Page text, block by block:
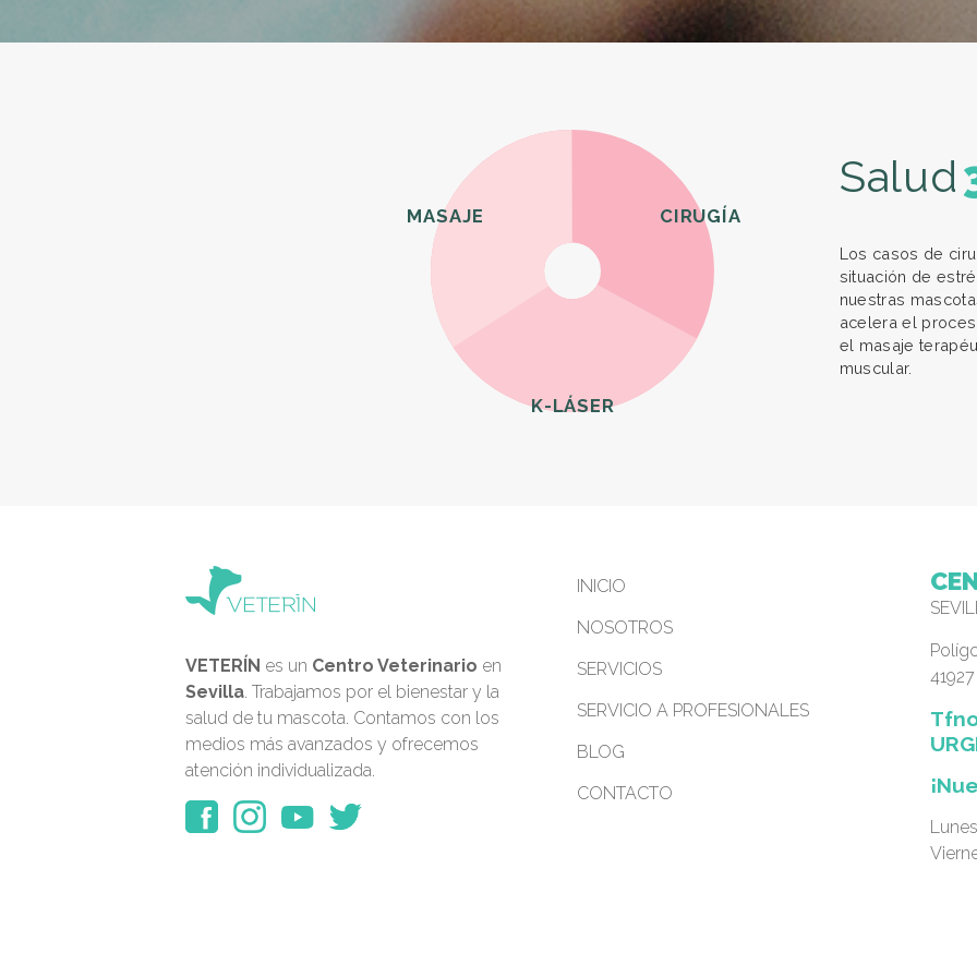
CIRUGÍA
K-LÁSER
MASAJE
Salud
Los casos de
situación de
nuestras
acelera el
el masaje
muscular.
VETERÍN es un Centro Veterinario en
Sevilla. Trabajamos por el bienestar y la
salud de tu mascota. Contamos con los
medios más avanzados y ofrecemos
atención individualizada.
INICIO
NOSOTROS
SERVICIOS
SERVICIO A PROFESIONALES
BLOG
CONTACTO